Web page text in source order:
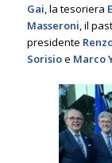
Gai, la tesoriera
Masseroni, il
presidente
Sorisioe Marco